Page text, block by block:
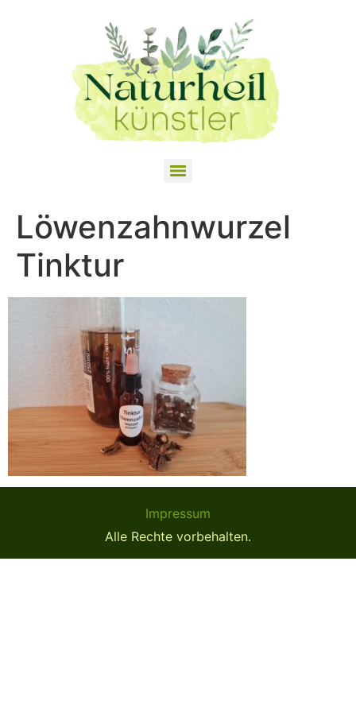
Löwenzahnwurzel
Tinktur
Impressum
Alle Rechte vorbehalten.